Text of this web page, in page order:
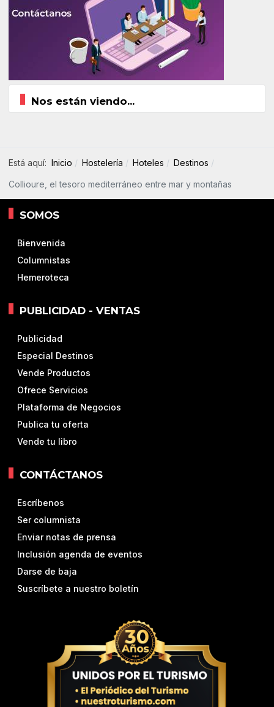
Nos están viendo...
Está aquí: Inicio Hostelería Hoteles Destinos
Collioure, el tesoro mediterráneo entre mar y montañas
SOMOS
Bienvenida
Columnistas
Hemeroteca
PUBLICIDAD - VENTAS
Publicidad
Especial Destinos
Vende Productos
Ofrece Servicios
Plataforma de Negocios
Publica tu oferta
Vende tu libro
CONTÁCTANOS
Escríbenos
Ser columnista
Enviar notas de prensa
Inclusión agenda de eventos
Darse de baja
Suscríbete a nuestro boletín